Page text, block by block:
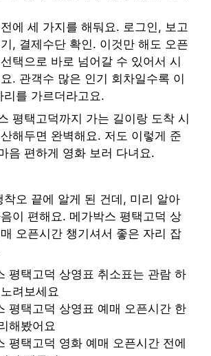
에 세 가지를 해둬요. 로그인, 보고
, 결제수단 확인. 이것만 해도 오픈
택으로 바로 넘어갈 수 있어서 시
. 관객수 많은 인기 회차일수록 이
리를 가르더라고요.
평택고덕까지 가는 길이랑 도착 시
해두면 완벽해요. 저도 이렇게 준
음 편하게 영화 보러 다녀요.
착오 끝에 알게 된 건데, 미리 알아
이 편해요. 메가박스 평택고덕 상
오픈시간 챙기셔서 좋은 자리 잡
평택고덕 상영표 취소표는 관람 하
려보세요
평택고덕 상영표 예매 오픈시간 한
해봤어요
평택고덕 영화 예매 오픈시간 전에